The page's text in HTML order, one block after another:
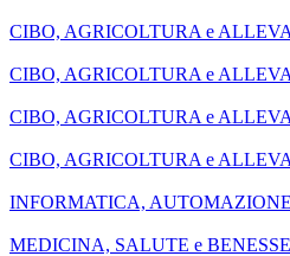
CIBO, AGRICOLTURA e
CIBO, AGRICOLTURA e
CIBO, AGRICOLTURA e
CIBO, AGRICOLTURA e
INFORMATICA,
MEDICINA, SALUTE e